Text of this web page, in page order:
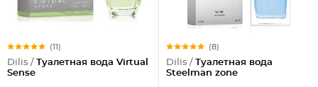
(11)
Dilis / Туалетная вода Virtual
Sense
(8)
Dilis / Туалетная вода
Steelman zone